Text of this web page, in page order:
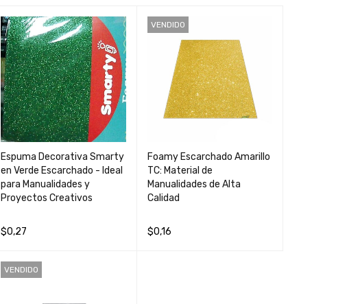
Espuma Decorativa Smarty
en Verde Escarchado - Ideal
para Manualidades y
Proyectos Creativos
$0,27
O
VENDIDO
Foamy Escarchado Amarillo
TC: Material de
Manualidades de Alta
Calidad
$0,16
VENDIDO